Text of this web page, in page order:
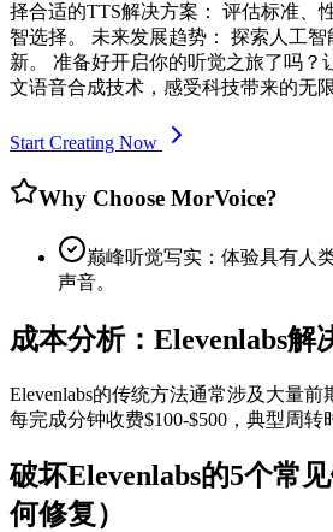
择合适的TTS解决方案： 评估标准、
智选择。 未来发展趋势： 探索人工
新。 准备好开启你的听觉之旅了吗？
文语音合成技术，感受科技带来的无
Start Creating Now
Why Choose MorVoice?
巅峰听觉写实：体验具有人
声音。
成本分析：Elevenlabs解
Elevenlabs的传统方法通常涉及大量
每完成分钟收费$100-$500，典型周转
破坏Elevenlabs的5个常
何修复）